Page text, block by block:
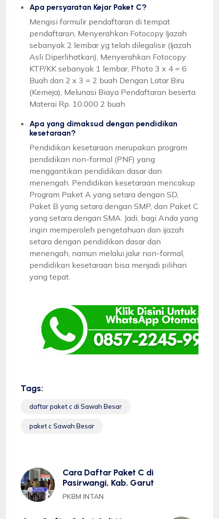
Apa persyaratan Kejar Paket C?
Mengisi formulir pendaftaran di tempat
pendaftaran, Menyerahkan Fotocopy Ijazah
sebanyak 2 lembar yg telah dilegalisir (Ijazah
Asli Diperlihatkan), Menyerahkan Fotocopy
KTP/KK sebanyak 1 lembar, Photo 3 x 4 = 6
Buah dan 2 x 3 = 2 buah Dengan Latar Biru
(Kemeja), Melunasi Biaya Pendaftaran beserta
Materai Rp. 10.000 2 buah
Apa yang dimaksud dengan pendidikan
kesetaraan?
Pendidikan kesetaraan merupakan program
pendidikan non-formal (PNF) yang
menggantikan pendidikan dasar dan
menengah. Pendidikan kesetaraan mencakup
Program Paket A yang setara dengan SD,
Paket B yang setara dengan SMP, dan Paket C
yang setara dengan SMA. Jadi, bagi Anda yang
ingin memperoleh pengetahuan dan ijazah
setara dengan pendidikan dasar dan
menengah, namun melalui jalur non-formal,
pendidikan kesetaraan bisa menjadi pilihan
yang tepat.
Tags:
daftar paket c di Sawah Besar
paket c Sawah Besar
Cara Daftar Paket C di
Pasirwangi, Kab. Garut
PKBM INTAN